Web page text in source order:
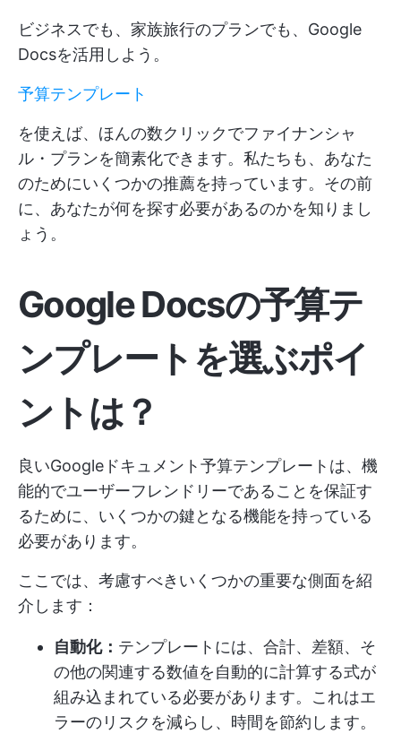
ビジネスでも、家族旅行のプランでも、Google
Docsを活用しよう。
予算テンプレート
を使えば、ほんの数クリックでファイナンシャ
ル・プランを簡素化できます。私たちも、あなた
のためにいくつかの推薦を持っています。その前
に、あなたが何を探す必要があるのかを知りまし
ょう。
Google Docsの予算テ
ンプレートを選ぶポイ
ントは？
良いGoogleドキュメント予算テンプレートは、機
能的でユーザーフレンドリーであることを保証す
るために、いくつかの鍵となる機能を持っている
必要があります。
ここでは、考慮すべきいくつかの重要な側面を紹
介します：
自動化： テンプレートには、合計、差額、そ
の他の関連する数値を自動的に計算する式が
組み込まれている必要があります。これはエ
ラーのリスクを減らし、時間を節約します。